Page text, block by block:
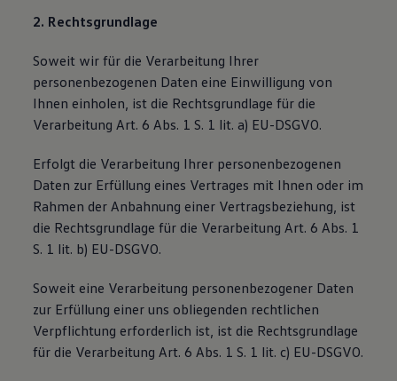
2. Rechtsgrundlage
Soweit wir für die Verarbeitung Ihrer
personenbezogenen Daten eine Einwilligung von
Ihnen einholen, ist die Rechtsgrundlage für die
Verarbeitung Art. 6 Abs. 1 S. 1 lit. a) EU-DSGVO.
Erfolgt die Verarbeitung Ihrer personenbezogenen
Daten zur Erfüllung eines Vertrages mit Ihnen oder im
Rahmen der Anbahnung einer Vertragsbeziehung, ist
die Rechtsgrundlage für die Verarbeitung Art. 6 Abs. 1
S. 1 lit. b) EU-DSGVO.
Soweit eine Verarbeitung personenbezogener Daten
zur Erfüllung einer uns obliegenden rechtlichen
Verpflichtung erforderlich ist, ist die Rechtsgrundlage
für die Verarbeitung Art. 6 Abs. 1 S. 1 lit. c) EU-DSGVO.